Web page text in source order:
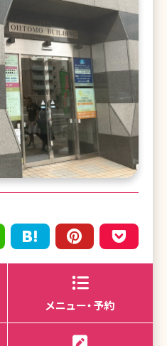
メニュー・予約